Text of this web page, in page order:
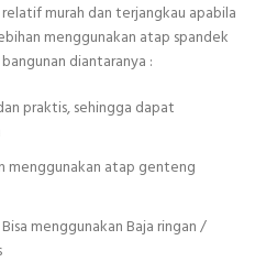
murah dan terjangkau apabila
menggunakan atap spandek
diantaranya :
praktis, sehingga dapat
menggunakan atap genteng
menggunakan Baja ringan /